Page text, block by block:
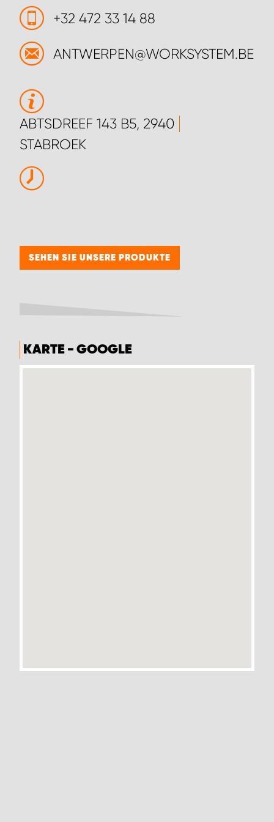
+32 472 33 14 88
ANTWERPEN@WORKSYSTEM.BE
ABTSDREEF 143 B5, 2940
STABROEK
SEHEN SIE UNSERE PRODUKTE
KARTE - GOOGLE
WORK SYSTEM BRÜSSEL
WORK SYSTEM WORK SYSTEM BRÜGGE